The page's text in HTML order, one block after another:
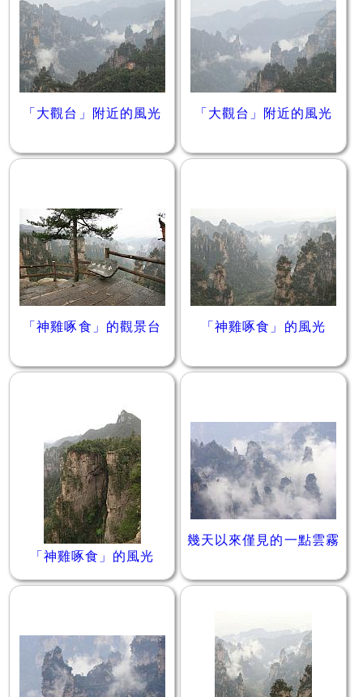
「大觀台」附近的風光 「大觀台」附近的風光
「神雞啄食」的觀景台 「神雞啄食」的風光
「神雞啄食」的風光
幾天以來僅見的一點雲霧